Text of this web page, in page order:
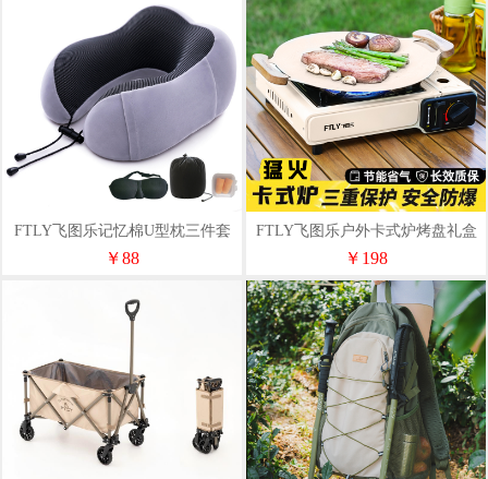
FTLY飞图乐记忆棉U型枕三件套
￥88
FTLY飞图乐户外卡式炉烤盘礼盒
套装KSL00T
￥198